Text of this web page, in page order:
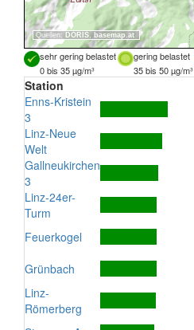
Quellen: DORIS, basemap.at
sehr gering belastet gering belastet
0 bis 35 µg/m³
35 bis 50 µg/m³
Station
Enns-Kristein
3
Linz-Neue
Welt
Gallneukirchen
3
Linz-24er-
Turm
Feuerkogel
Grünbach
Linz-
Römerberg